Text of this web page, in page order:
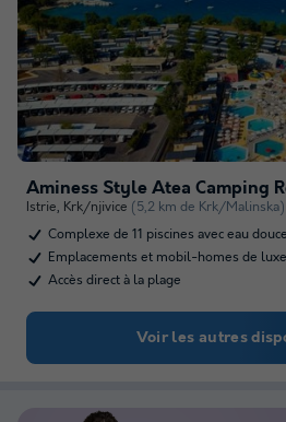
Aminess Style Atea Camping
Istrie, Krk/njivice (5,2 km de Krk/Malinska)
Complexe de 11 piscines avec eau
Emplacements et mobil-homes de
Accès direct à la plage
Voir les autres